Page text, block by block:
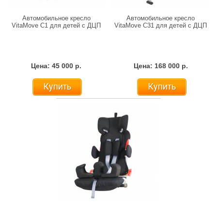
Автомобильное кресло
VitaMove C1 для детей с ДЦП
Цена: 45 000 р.
Купить
Автомобильное кресло
VitaMove C31 для детей с ДЦП
Цена: 168 000 р.
Купить